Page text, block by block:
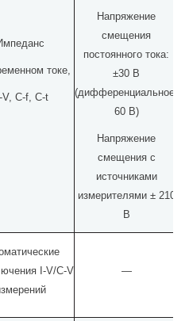
токе,
-V, C-f, C-t
Напряжение
смещения
постоянного тока:
±30 В
(дифференциальное:
60 В)
Напряжение
смещения с
источниками
измерителями ± 210
В
-V/C-V
—